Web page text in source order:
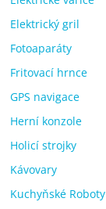
Elektrický gril
Fotoaparáty
Fritovací hrnce
GPS navigace
Herní konzole
Holicí strojky
Kávovary
Kuchyňské Roboty